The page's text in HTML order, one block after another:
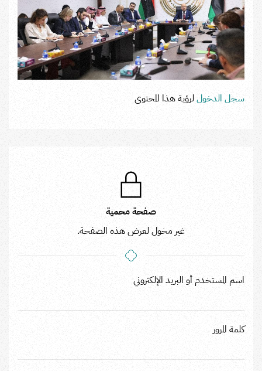
سجل الدخوللرؤية هذا المحتوى
صفحة محمية
غير مخول لعرض هذه الصفحة.
اسم المستخدم أو البريد الإلكتروني
كلمة المرور